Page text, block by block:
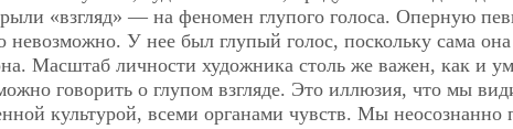
«взгляд» — на феномен глупого голоса. Оперную
У нее был глупый голос, поскольку сама
Масштаб личности художника столь же важен, как и
говорить о глупом взгляде. Это иллюзия, что мы
культурой, всеми органами чувств. Мы